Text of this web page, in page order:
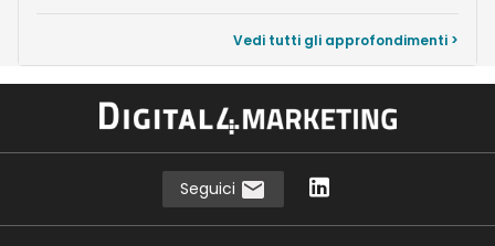
Vedi tutti gli approfondimenti >
Seguici